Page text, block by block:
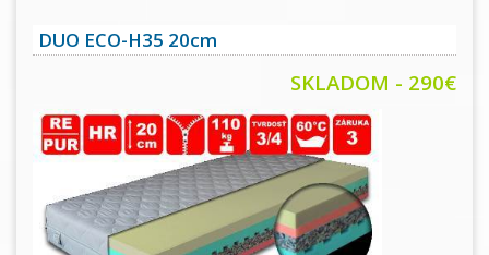
DUO ECO-H35 20cm
SKLADOM - 290€